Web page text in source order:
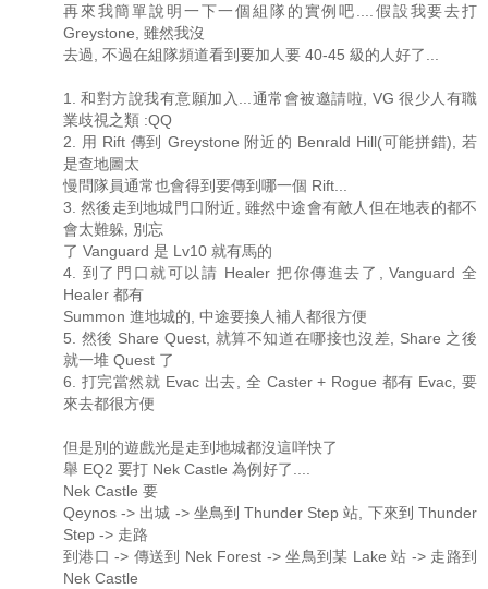
再來我簡單說明一下一個組隊的實例吧....假設我要去打
Greystone, 雖然我沒
去過, 不過在組隊頻道看到要加人要 40-45 級的人好了...
1. 和對方說我有意願加入...通常會被邀請啦, VG 很少人有職
業歧視之類 :QQ
2. 用 Rift 傳到 Greystone 附近的 Benrald Hill(可能拼錯), 若
是查地圖太
慢問隊員通常也會得到要傳到哪一個 Rift...
3. 然後走到地城門口附近, 雖然中途會有敵人但在地表的都不
會太難躲, 別忘
了 Vanguard 是 Lv10 就有馬的
4. 到了門口就可以請 Healer 把你傳進去了, Vanguard 全
Healer 都有
Summon 進地城的, 中途要換人補人都很方便
5. 然後 Share Quest, 就算不知道在哪接也沒差, Share 之後
就一堆 Quest 了
6. 打完當然就 Evac 出去, 全 Caster + Rogue 都有 Evac, 要
來去都很方便
但是別的遊戲光是走到地城都沒這咩快了
舉 EQ2 要打 Nek Castle 為例好了....
Nek Castle 要
Qeynos -> 出城 -> 坐鳥到 Thunder Step 站, 下來到 Thunder
Step -> 走路
到港口 -> 傳送到 Nek Forest -> 坐鳥到某 Lake 站 -> 走路到
Nek Castle